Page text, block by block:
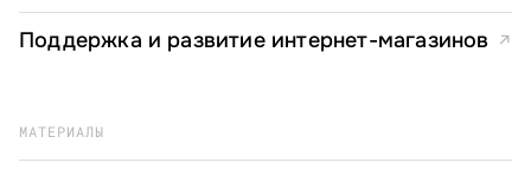
Поддержка и развитие интернет-магазинов ↗
МАТЕРИАЛЫ